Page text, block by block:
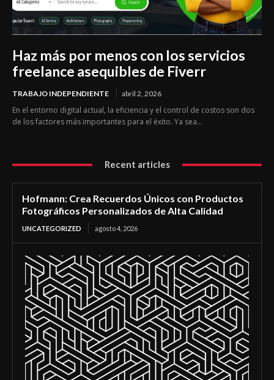
Haz más por menos con los servicios
freelance asequibles de Fiverr
TRABAJO INDEPENDIENTE abril 2, 2026
En el entorno digital actual, la eficiencia y el control de costos son dos
de los factores más importantes para el éxito. Ya sea...
Recent articles
Hofmann: Crea Recuerdos Únicos con Productos
Fotográficos Personalizados de Alta Calidad
UNCATEGORIZED agosto 4, 2026